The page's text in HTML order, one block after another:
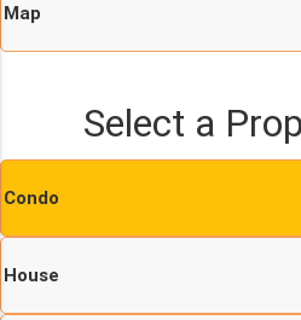
Map
Select a
Condo
House